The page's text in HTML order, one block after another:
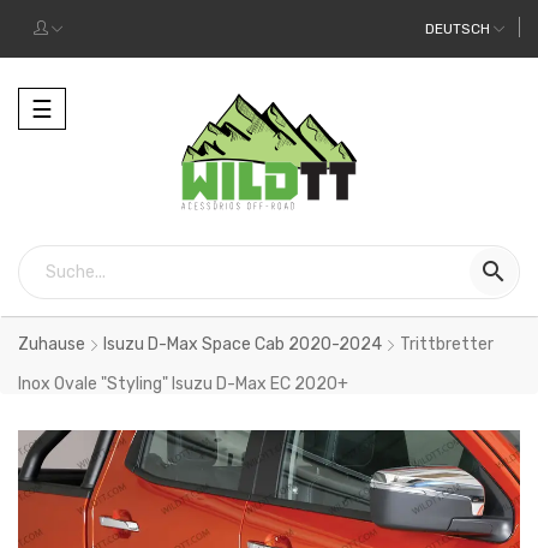
DEUTSCH
Toggle
navigation
☰

Zuhause Isuzu D-Max Space Cab 2020-2024
Trittbretter
Inox Ovale "Styling" Isuzu D-Max EC 2020+